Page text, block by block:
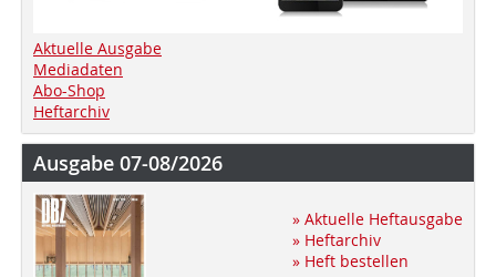
Aktuelle Ausgabe
Mediadaten
Abo-Shop
Heftarchiv
Ausgabe 07-08/2026
» Aktuelle Heftausgabe
» Heftarchiv
» Heft bestellen